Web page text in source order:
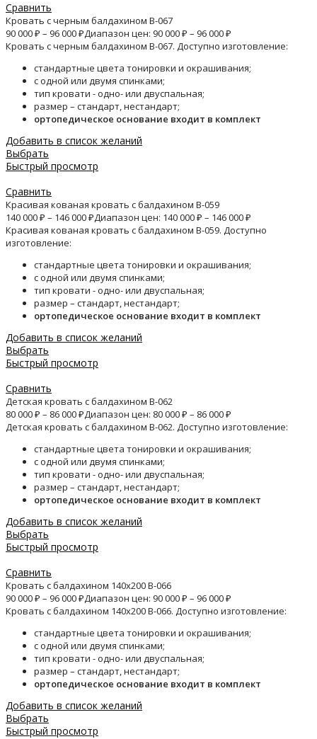
Сравнить
Кровать с черным балдахином B-067
90 000₽ – 96 000₽Диапазон цен: 90 000 ₽ – 96 000 ₽
Кровать с черным балдахином B-067. Доступно изготовление:
стандартные цвета тонировки и окрашивания;
с одной или двумя спинками;
тип кровати - одно- или двуспальная;
размер – стандарт, нестандарт;
ортопедическое основание входит в комплект
Добавить в список желаний
Выбрать
Быстрый просмотр
Сравнить
Красивая кованая кровать с балдахином B-059
140 000₽ – 146 000₽Диапазон цен: 140 000 ₽ – 146 000 ₽
Красивая кованая кровать с балдахином B-059. Доступно
изготовление:
стандартные цвета тонировки и окрашивания;
с одной или двумя спинками;
тип кровати - одно- или двуспальная;
размер – стандарт, нестандарт;
ортопедическое основание входит в комплект
Добавить в список желаний
Выбрать
Быстрый просмотр
Сравнить
Детская кровать с балдахином B-062
80 000₽ – 86 000₽Диапазон цен: 80 000 ₽ – 86 000 ₽
Детская кровать с балдахином B-062. Доступно изготовление:
стандартные цвета тонировки и окрашивания;
с одной или двумя спинками;
тип кровати - одно- или двуспальная;
размер – стандарт, нестандарт;
ортопедическое основание входит в комплект
Добавить в список желаний
Выбрать
Быстрый просмотр
Сравнить
Кровать с балдахином 140х200 B-066
90 000₽ – 96 000₽Диапазон цен: 90 000 ₽ – 96 000 ₽
Кровать с балдахином 140х200 B-066. Доступно изготовление:
стандартные цвета тонировки и окрашивания;
с одной или двумя спинками;
тип кровати - одно- или двуспальная;
размер – стандарт, нестандарт;
ортопедическое основание входит в комплект
Добавить в список желаний
Выбрать
Быстрый просмотр